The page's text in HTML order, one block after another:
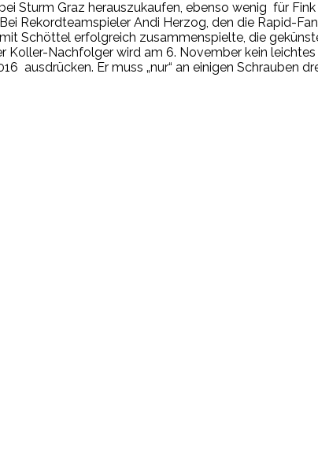
Sturm Graz herauszukaufen, ebenso wenig für
Rekordteamspieler Andi Herzog, den die Rapid-
Schöttel erfolgreich zusammenspielte, die
Nachfolger wird am 6. November kein
ausdrücken. Er muss „nur“ an einigen Schrauben